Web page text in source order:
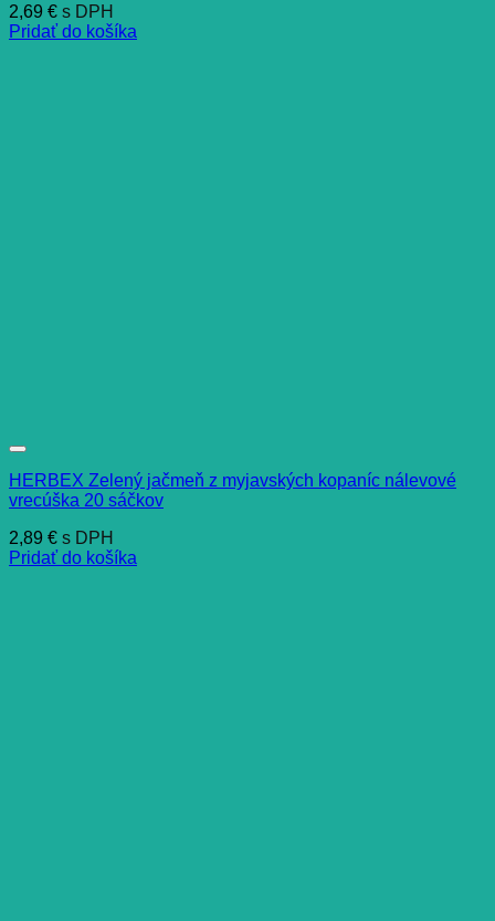
2,69 € s DPH
Pridať do košíka
HERBEX Zelený jačmeň z myjavských kopaníc nálevové
vrecúška 20 sáčkov
2,89 € s DPH
Pridať do košíka